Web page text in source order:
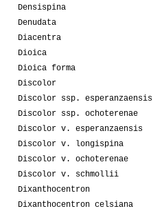
Densispina
Denudata
Diacentra
Dioica
Dioica forma
Discolor
Discolor ssp. esperanzaensis
Discolor ssp. ochoterenae
Discolor v. esperanzaensis
Discolor v. longispina
Discolor v. ochoterenae
Discolor v. schmollii
Dixanthocentron
Dixanthocentron celsiana